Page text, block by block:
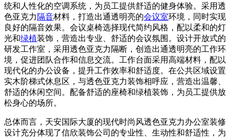
统和人性化的空调系统，为员工提供舒适的健身体验。采用透
色亚克力 隔音材料，打造出通透明亮的会议室环境，同时实现
良好的隔音效果。会议桌椅选择现代简约风格，配以柔和的灯
光和绿植装饰，营造出专业、舒适的会议氛围。设计开放式的
研发工作室，采用透色亚克力隔断，创造出通透明亮的工作环
境，促进团队合作和信息交流。工作台面采用高端材料，配以
现代化的办公设备，提升工作效率和舒适度。在公共区域设置
实木阶梯式休息区，与透色亚克力装饰相呼应，营造出温馨、
舒适的休闲空间。配备舒适的座椅和绿植装饰，为员工提供放
松身心的场所。
总体而言，天安国际大厦的现代时尚风透色亚克力办公室装修
设计充分体现了信欣装饰公司的专业性、生动性和舒适性，为